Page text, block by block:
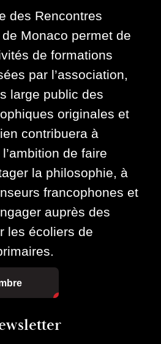
des Rencontres
Monaco permet de
de formations
par l’association,
large public des
originales et
contribuera à
de faire
la philosophie, à
francophones et
auprès des
les écoliers de